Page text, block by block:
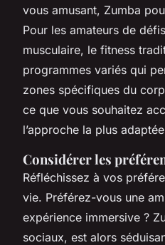
vous amusant, Zumba
Pour les amateurs de
musculaire, le fitness
programmes variés qui
zones spécifiques du
ce que vous souhaitez
l’approche la plus
Considérer les
Réfléchissez à vos
vie. Préférez-vous une
expérience immersive ?
sociaux, est alors